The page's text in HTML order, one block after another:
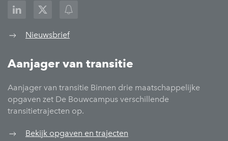
Nieuwsbrief
Aanjager van transitie
Aanjager van transitie Binnen drie maatschappelijke
opgaven zet De Bouwcampus verschillende
transitietrajecten op.
Bekijk opgaven en trajecten